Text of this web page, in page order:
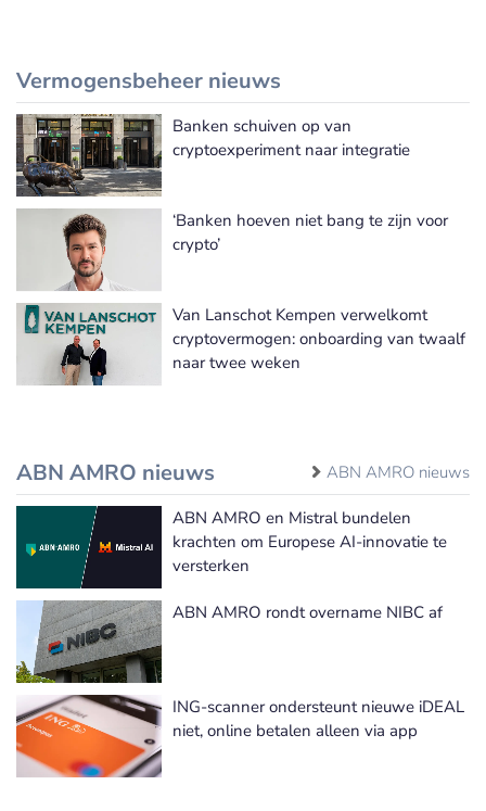
Vermogensbeheer nieuws
Meer Vermogensbeheer nieuws
Banken schuiven op van
cryptoexperiment naar integratie
‘Banken hoeven niet bang te zijn voor
crypto’
Van Lanschot Kempen verwelkomt
cryptovermogen: onboarding van twaalf
naar twee weken
ABN AMRO nieuws ABN AMRO nieuws
ABN AMRO en Mistral bundelen
krachten om Europese AI-innovatie te
versterken
ABN AMRO rondt overname NIBC af
ING-scanner ondersteunt nieuwe iDEAL
niet, online betalen alleen via app